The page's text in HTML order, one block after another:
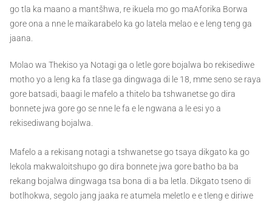
go tla ka maano a mantšhwa, re ikuela mo go maAforika Borwa
gore ona a nne le maikarabelo ka go latela melao e e leng teng ga
jaana.
Molao wa Thekiso ya Notagi ga o letle gore bojalwa bo rekisediwe
motho yo a leng ka fa tlase ga dingwaga di le 18, mme seno se raya
gore batsadi, baagi le mafelo a thitelo ba tshwanetse go dira
bonnete jwa gore go se nne le fa e le ngwana a le esi yo a
rekisediwang bojalwa.
Mafelo a a rekisang notagi a tshwanetse go tsaya dikgato ka go
lekola makwaloitshupo go dira bonnete jwa gore batho ba ba
rekang bojalwa dingwaga tsa bona di a ba letla. Dikgato tseno di
botlhokwa, segolo jang jaaka re atumela meletlo e e tleng e diriwe